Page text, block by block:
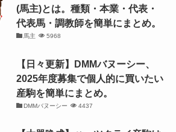
(馬主)とは。種類・本業・代表・
代表馬・調教師を簡単にまとめ。
馬主 5968
【日々更新】DMMバヌーシー、
2025年度募集で個人的に買いたい
産駒を簡単にまとめ。
DMMバヌーシー 4437